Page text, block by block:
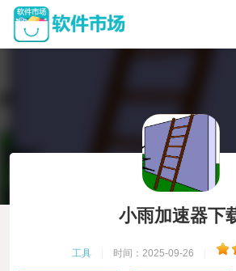
小雨加速器下
工具 时间：2025-09-26